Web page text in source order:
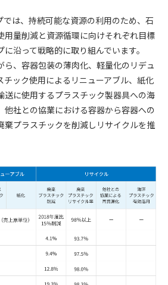
では、持続可能な資源の利用のため、石
用量削減と資源循環に向けそれぞれ目標
沿って戦略的に取り組んでいます。
ら、容器包装の薄肉化、軽量化のリデュ
チック使用によるリニューアブル、紙化
送に使用するプラスチック製器具への海
他社との協業における容器から容器への
棄プラスチックを削減しリサイクルを推